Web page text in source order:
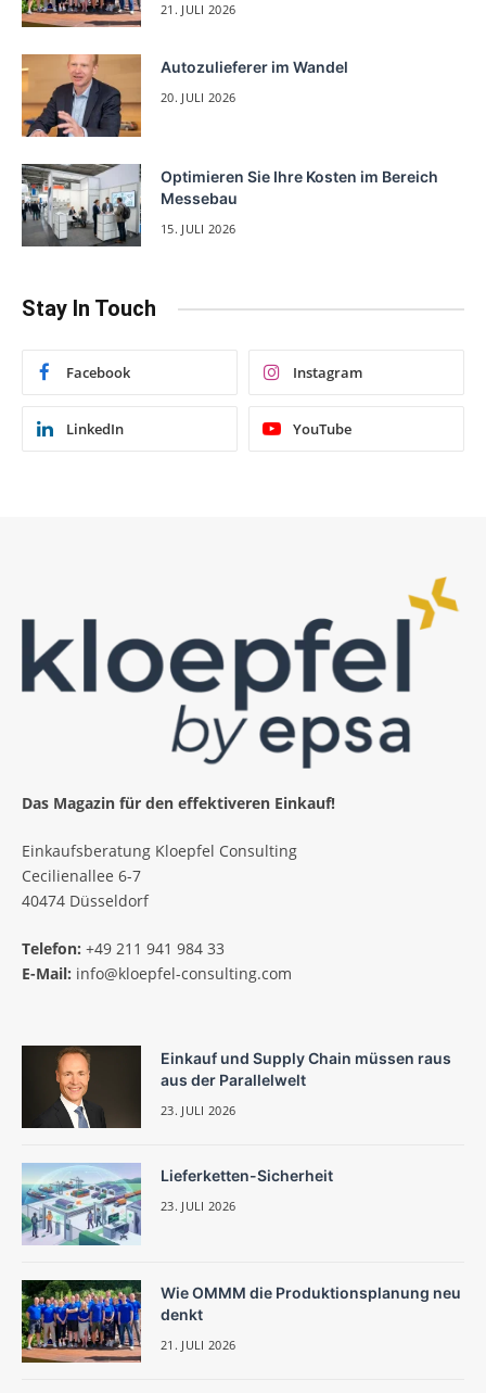
21. JULI 2026
Autozulieferer im Wandel
20. JULI 2026
Optimieren Sie Ihre Kosten im Bereich
Messebau
15. JULI 2026
Stay In Touch
Facebook Instagram
LinkedIn YouTube
Das Magazin für den effektiveren Einkauf!
Einkaufsberatung Kloepfel Consulting
Cecilienallee 6-7
40474 Düsseldorf
Telefon: +49 211 941 984 33
E-Mail: info@kloepfel-consulting.com
Einkauf und Supply Chain müssen raus
aus der Parallelwelt
23. JULI 2026
Lieferketten-Sicherheit
23. JULI 2026
Wie OMMM die Produktionsplanung neu
denkt
21. JULI 2026